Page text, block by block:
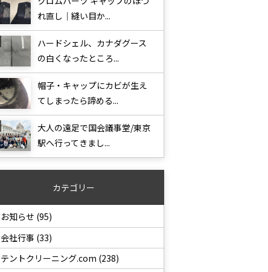
れ直し｜縫い目か...
ハードシェル、カナダグース
の白くなったところ...
帽子・キャップにカビが生え
てしまったら諦める...
大人の遠足で国会議事堂/東京
駅へ行ってきまし...
カテゴリー
お知らせ (95)
会社行事 (33)
テントクリーニング.com (238)